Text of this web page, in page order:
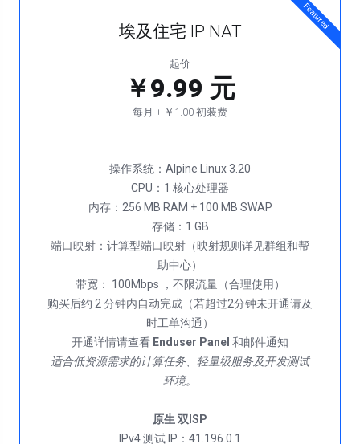
Featured
埃及住宅 IP NAT
起价
￥9.99 元
每月 + ￥1.00 初装费
操作系统：Alpine Linux 3.20
CPU：1 核心处理器
内存：256 MB RAM + 100 MB SWAP
存储：1 GB
端口映射：计算型端口映射（映射规则详见群组和帮
助中心）
带宽： 100Mbps ，不限流量（合理使用）
购买后约 2 分钟内自动完成（若超过2分钟未开通请及
时工单沟通）
开通详情请查看 Enduser Panel
适合低资源需求的计算任务、轻量级服务及开发测试
环境。
原生 双ISP
IPv4 测试 IP：41.196.0.1